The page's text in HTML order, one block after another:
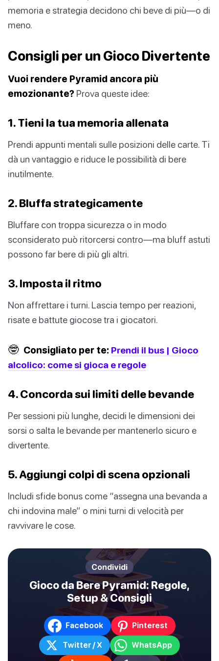
memoria e strategia decidono chi beve di più—o di
meno.
Consigli per un Gioco Divertente
Vuoi rendere Pyramid ancora più
emozionante? Prova queste idee:
1. Tieni la tua memoria allenata
Prendi appunti mentali sulle posizioni delle carte. Ti
dà un vantaggio e riduce le possibilità di bere
inutilmente.
2. Bluffa strategicamente
Bluffare con troppa sicurezza o in modo
sconsiderato può ritorcersi contro—ma bluff astuti
possono far bere di più gli altri.
3. Imposta il ritmo
Non affrettare i turni. Lascia tempo per reazioni,
risate e battute giocose tra i giocatori.
🤓 Consigliato per te: Prendi il bus | Gioco
alcolico: come si gioca e regole
4. Concorda sui limiti delle bevande
Per sessioni più lunghe, decidi le dimensioni dei
sorsi o salta le bevande per mantenerlo sicuro e
divertente.
5. Aggiungi colpi di scena opzionali
Includi sfide bonus come “assegna una bevanda a
chi indovina male” o mini turni di velocità per
ravvivare le cose.
Condividi
Gioco da Bere Pyramid: Regole,
Setup & Consigli
Facebook Pinterest
Twitter / X WhatsApp